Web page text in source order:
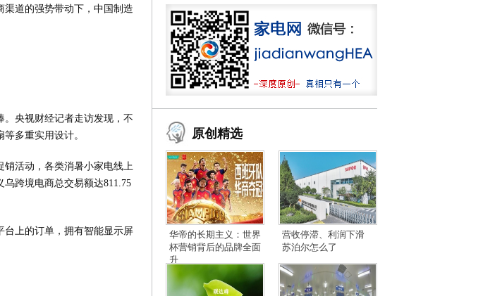
渠道的强势带动下，中国制造
央视财经记者走访发现，不
多重实用设计。
销活动，各类消暑小家电线上
跨境电商总交易额达811.75
台上的订单，拥有智能显示屏
原创精选
华帝的长期主义：世界
杯营销背后的品牌全面
升
营收停滞、利润下滑
苏泊尔怎么了